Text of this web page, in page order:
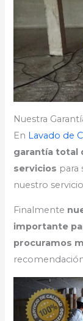
Nuestra
En Lavado de
garantía total
servicios para
nuestro
Finalmente
importante
procuramos